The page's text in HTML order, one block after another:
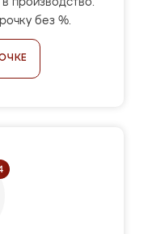
производство.
без %.